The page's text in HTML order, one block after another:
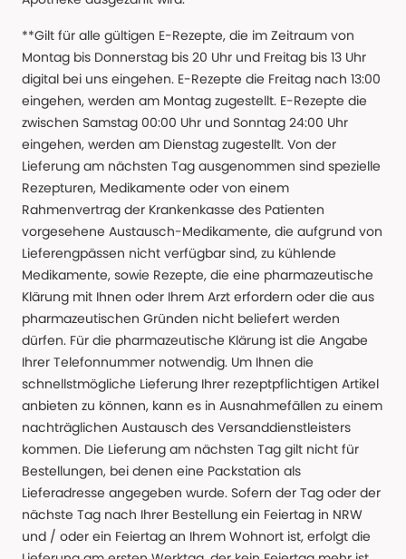
**Gilt für alle gültigen E-Rezepte, die im Zeitraum von
Montag bis Donnerstag bis 20 Uhr und Freitag bis 13 Uhr
digital bei uns eingehen. E-Rezepte die Freitag nach 13:00
eingehen, werden am Montag zugestellt. E-Rezepte die
zwischen Samstag 00:00 Uhr und Sonntag 24:00 Uhr
eingehen, werden am Dienstag zugestellt. Von der
Lieferung am nächsten Tag ausgenommen sind spezielle
Rezepturen, Medikamente oder von einem
Rahmenvertrag der Krankenkasse des Patienten
vorgesehene Austausch-Medikamente, die aufgrund von
Lieferengpässen nicht verfügbar sind, zu kühlende
Medikamente, sowie Rezepte, die eine pharmazeutische
Klärung mit Ihnen oder Ihrem Arzt erfordern oder die aus
pharmazeutischen Gründen nicht beliefert werden
dürfen. Für die pharmazeutische Klärung ist die Angabe
Ihrer Telefonnummer notwendig. Um Ihnen die
schnellstmögliche Lieferung Ihrer rezeptpflichtigen Artikel
anbieten zu können, kann es in Ausnahmefällen zu einem
nachträglichen Austausch des Versanddienstleisters
kommen. Die Lieferung am nächsten Tag gilt nicht für
Bestellungen, bei denen eine Packstation als
Lieferadresse angegeben wurde. Sofern der Tag oder der
nächste Tag nach Ihrer Bestellung ein Feiertag in NRW
und / oder ein Feiertag an Ihrem Wohnort ist, erfolgt die